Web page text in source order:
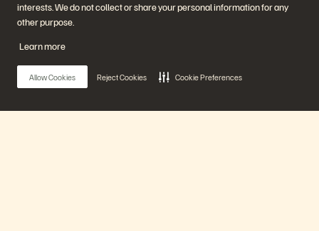
interests. We do not collect or share your personal information for any
other purpose.
Learn more
Allow Cookies Reject Cookies Cookie Preferences
impact social
Relations investisseurs
Protection des données